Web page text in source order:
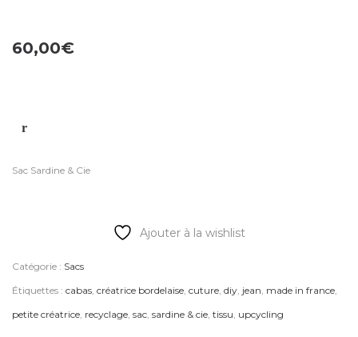
60,00€
Sac Sardine & Cie
Ajouter à la wishlist
Catégorie : Sacs
Étiquettes : cabas, créatrice bordelaise, cuture, diy, jean, made in france,
petite créatrice, recyclage, sac, sardine & cie, tissu, upcycling